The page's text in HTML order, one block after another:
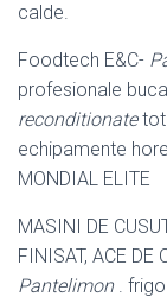
calde.
Foodtech E&C-
profesionale
reconditionate
echipamente
MONDIAL ELITE
MASINI DE
FINISAT, ACE DE
Pantelimon.